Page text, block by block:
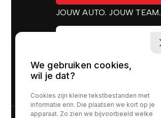
JOUW AUTO. JOUW TEAM.
We gebruiken cookies,
wil je dat?
Cookies zijn kleine tekstbestanden met
informatie erin. Die plaatsen we kort op je
apparaat. Zo zien we bijvoorbeeld welke